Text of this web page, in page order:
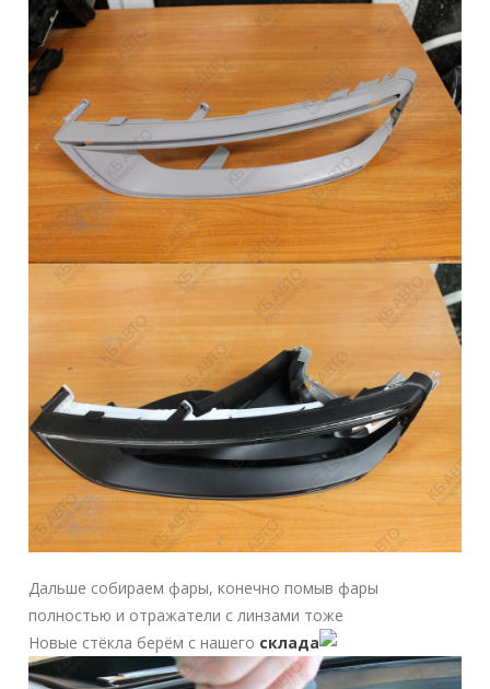
Дальше собираем фары, конечно помыв фары
полностью и отражатели с линзами тоже
Новые стёкла берём с нашего склада